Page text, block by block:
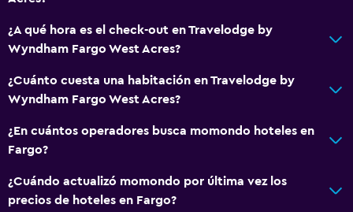
¿A qué hora es el check-out en Travelodge by
Wyndham Fargo West Acres?
¿Cuánto cuesta una habitación en Travelodge by
Wyndham Fargo West Acres?
¿En cuántos operadores busca momondo hoteles en
Fargo?
¿Cuándo actualizó momondo por última vez los
precios de hoteles en Fargo?